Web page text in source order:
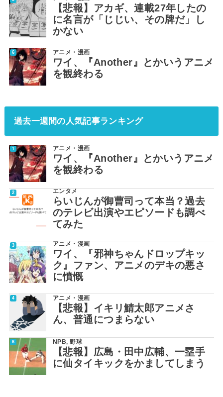
【悲報】アカギ、連載27年したの
に名言が「じじい、その牌だ」し
かない
アニメ・漫画
ワイ、『Another』とかいうアニメ
を観終わる
過去一週間の人気記事ランキング
アニメ・漫画
ワイ、『Another』とかいうアニメ
を観終わる
エンタメ
らいじんが御曹司って本当？過去
のテレビ出演やエピソードも調べ
てみた
アニメ・漫画
ワイ、『邪神ちゃんドロップキッ
ク』ファン、アニメのデキの悪さ
に憤慨
アニメ・漫画
【悲報】イキリ鯖太郎アニメさ
ん、普通につまらない
NPB,野球
【悲報】広島・田中広輔、一塁手
に仙タイキックをかましてしまう